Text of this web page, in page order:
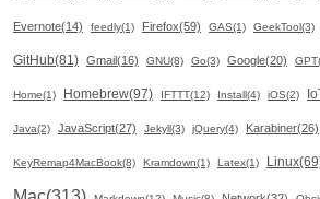
Evernote(14) feedly(1) Firefox(59) GAS(1) GeekTool(3)
GitHub(81) Gmail(16) GNU(8) Go(3) Google(20)
Home(1) Homebrew(97) IFTTT(12) Install(4) iOS(2)
Java(2) JavaScript(27) Jekyll(3) jQuery(4) Karabiner(26)
KeyRemap4MacBook(8) Kramdown(1) Latex(1)